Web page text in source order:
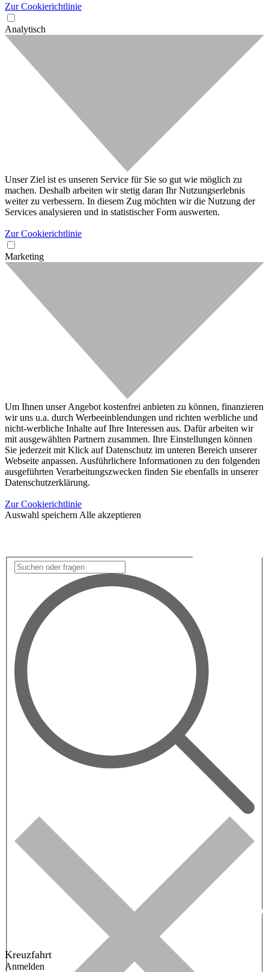
Zur Cookierichtlinie
Analytisch
Unser Ziel ist es unseren Service für Sie so gut wie möglich zu
machen. Deshalb arbeiten wir stetig daran Ihr Nutzungserlebnis
weiter zu verbessern. In diesem Zug möchten wir die Nutzung der
Services analysieren und in statistischer Form auswerten.
Zur Cookierichtlinie
Marketing
Um Ihnen unser Angebot kostenfrei anbieten zu können, finanzieren
wir uns u.a. durch Werbeeinblendungen und richten werbliche und
nicht-werbliche Inhalte auf Ihre Interessen aus. Dafür arbeiten wir
mit ausgewählten Partnern zusammen. Ihre Einstellungen können
Sie jederzeit mit Klick auf Datenschutz im unteren Bereich unserer
Webseite anpassen. Ausführlichere Informationen zu den folgenden
ausgeführten Verarbeitungszwecken finden Sie ebenfalls in unserer
Datenschutzerklärung.
Zur Cookierichtlinie
Auswahl speichern Alle akzeptieren
Kreuzfahrt
Anmelden